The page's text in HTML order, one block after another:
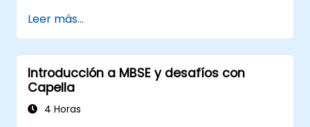
Implementar un proceso completo de
gestión de la variabilidad (desde la
definición hasta la instanciación de
variantes)
Utilizar pure::variants con conectores
como Microsoft Office
Leer más...
Introducción a MBSE y desafíos con
Capella
4 Horas